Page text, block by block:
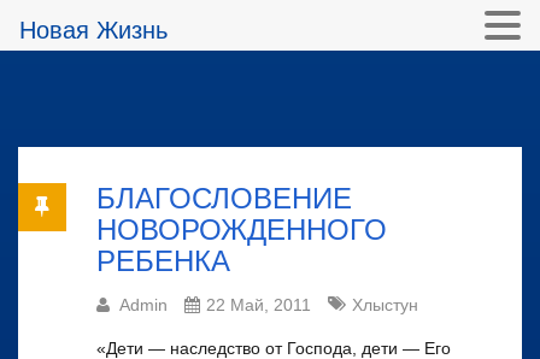
БЛАГОСЛОВЕНИЕ
НОВОРОЖДЕННОГО
РЕБЕНКА
Admin 22 Май, 2011 Хлыстун
«Дети — наследство от Господа, дети — Его
Новая Жизнь